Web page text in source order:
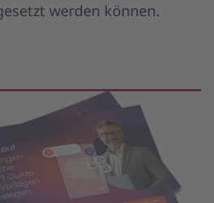
werden können.